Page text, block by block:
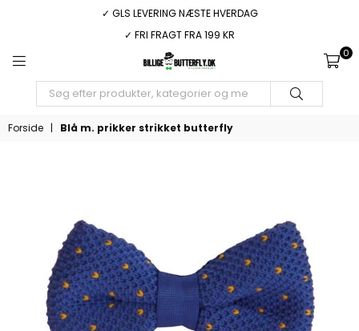
✓ GLS LEVERING NÆSTE HVERDAG
✓ FRI FRAGT FRA 199 KR
BILLIGEBUTTERFLY.DK
0
Forside | Blå m. prikker strikket butterfly